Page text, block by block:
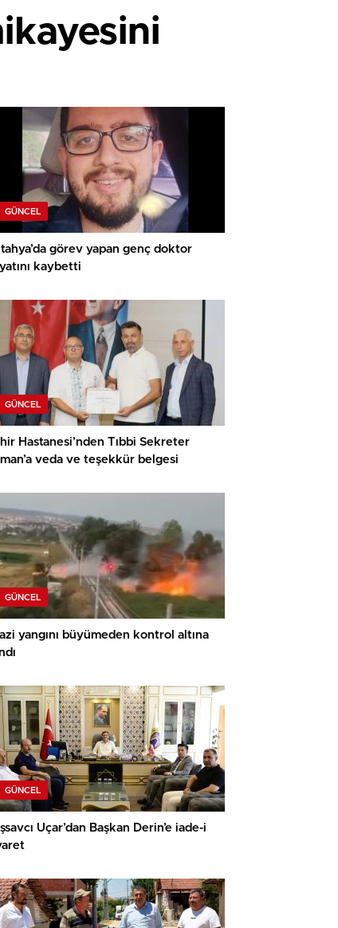
GÜNCEL
görev yapan genç doktor
kaybetti
GÜNCEL
Hastanesi’nden Tıbbi Sekreter
veda ve teşekkür belgesi
GÜNCEL
yangını büyümeden kontrol altına
GÜNCEL
Uçar’dan Başkan Derin’e iade-i